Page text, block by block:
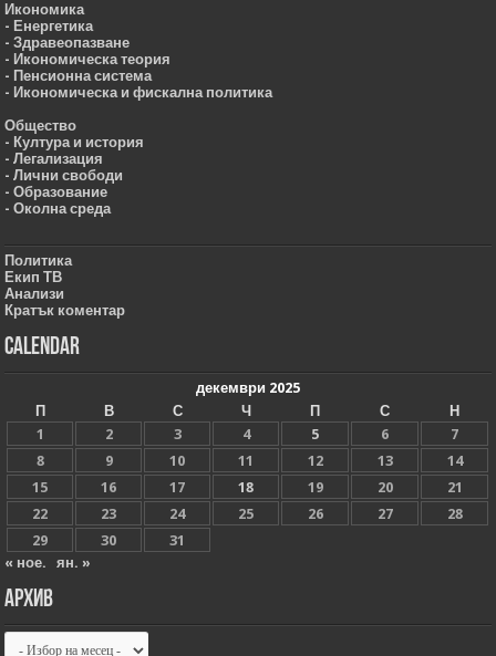
Икономика
- Енергетика
- Здравеопазване
- Икономическа теория
- Пенсионна система
- Икономическа и фискална политика
Общество
- Култура и история
- Легализация
- Лични свободи
- Образование
- Околна среда
Политика
Екип ТВ
Анализи
Кратък коментар
Calendar
декември 2025
П
В С Ч П С
Н
1
2 3 4 5 6
7
8
9 10 11 12 13
14
15
16 17 18 19 20
21
22
23 24 25 26 27
28
29
30
31
« ное.
ян. »
Архив
Архив